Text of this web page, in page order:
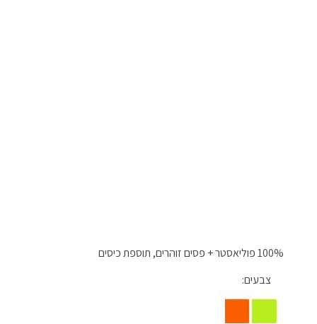
100% פוליאסטר + פסים זוהרים, תוספת כיסים
צבעים: